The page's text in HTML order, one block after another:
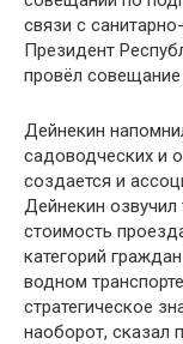
связи с
Президент
провёл
Дейнекин
садоводческих и
создается и
Дейнекин
стоимость
категорий
водном
стратегическое
наоборот, сказал